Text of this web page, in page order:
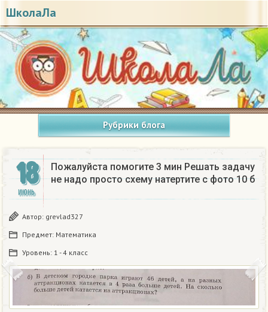
ШколаЛа
Рубрики блога
18
ИЮНЬ
Пожалуйста помогите 3 мин Решать задачу
не надо просто схему натертите с фото 10 б ​
Автор: grevlad327
Предмет: Математика
Уровень: 1 - 4 класс